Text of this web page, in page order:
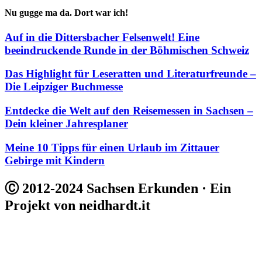
Nu gugge ma da. Dort war ich!
Auf in die Dittersbacher Felsenwelt! Eine
beeindruckende Runde in der Böhmischen Schweiz
Das Highlight für Leseratten und Literaturfreunde –
Die Leipziger Buchmesse
Entdecke die Welt auf den Reisemessen in Sachsen –
Dein kleiner Jahresplaner
Meine 10 Tipps für einen Urlaub im Zittauer
Gebirge mit Kindern
Ⓒ 2012-2024 Sachsen Erkunden · Ein
Projekt von neidhardt.it